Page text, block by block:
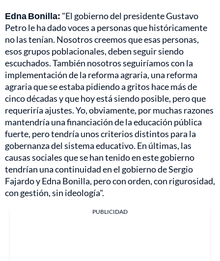
Edna Bonilla: "El gobierno del presidente Gustavo
Petro le ha dado voces a personas que históricamente
no las tenían. Nosotros creemos que esas personas,
esos grupos poblacionales, deben seguir siendo
escuchados. También nosotros seguiríamos con la
implementación de la reforma agraria, una reforma
agraria que se estaba pidiendo a gritos hace más de
cinco décadas y que hoy está siendo posible, pero que
requeriría ajustes. Yo, obviamente, por muchas razones
mantendría una financiación de la educación pública
fuerte, pero tendría unos criterios distintos para la
gobernanza del sistema educativo. En últimas, las
causas sociales que se han tenido en este gobierno
tendrían una continuidad en el gobierno de Sergio
Fajardo y Edna Bonilla, pero con orden, con rigurosidad,
con gestión, sin ideología".
PUBLICIDAD